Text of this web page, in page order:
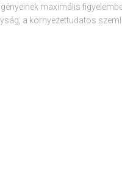
maximális
a környezettudatos